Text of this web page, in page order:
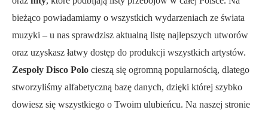
bieżąco powiadamiamy o wszystkich wydarzeniach ze świata
muzyki – u nas sprawdzisz aktualną listę najlepszych utworów
oraz uzyskasz łatwy dostęp do produkcji wszystkich artystów.
Zespoły Disco Polo cieszą się ogromną popularnością, dlatego
stworzyliśmy alfabetyczną bazę danych, dzięki której szybko
dowiesz się wszystkiego o Twoim ulubieńcu. Na naszej stronie